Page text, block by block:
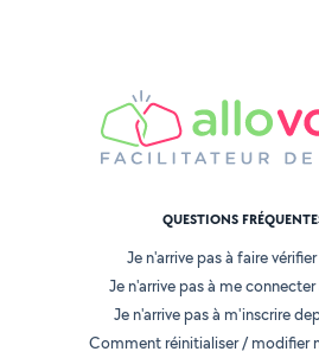
QUESTIONS
Je n'arrive pas à faire
Je n'arrive pas à me
Je n'arrive pas à m'inscrire
Comment réinitialiser / modifier